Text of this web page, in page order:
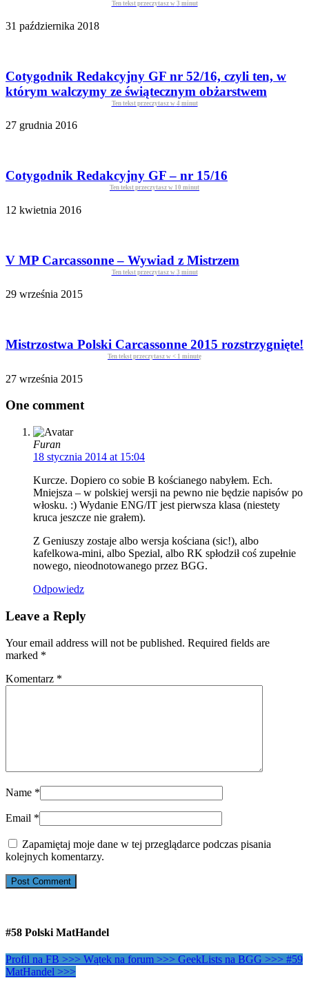
Ten tekst przeczytasz w 3 minut
31 października 2018
Cotygodnik Redakcyjny GF nr 52/16, czyli ten, w
którym walczymy ze świątecznym obżarstwem
Ten tekst przeczytasz w 4 minut
27 grudnia 2016
Cotygodnik Redakcyjny GF – nr 15/16
Ten tekst przeczytasz w 10 minut
12 kwietnia 2016
V MP Carcassonne – Wywiad z Mistrzem
Ten tekst przeczytasz w 3 minut
29 września 2015
Mistrzostwa Polski Carcassonne 2015 rozstrzygnięte!
Ten tekst przeczytasz w < 1 minutę
27 września 2015
One comment
Furan
18 stycznia 2014 at 15:04
Kurcze. Dopiero co sobie B kościanego nabyłem. Ech.
Mniejsza – w polskiej wersji na pewno nie będzie napisów po
włosku. :) Wydanie ENG/IT jest pierwsza klasa (niestety
kruca jeszcze nie grałem).
Z Geniuszy zostaje albo wersja kościana (sic!), albo
kafelkowa-mini, albo Spezial, albo RK spłodził coś zupełnie
nowego, nieodnotowanego przez BGG.
Odpowiedz
Leave a Reply
Your email address will not be published. Required fields are
marked *
Komentarz *
Name *
Email *
Zapamiętaj moje dane w tej przeglądarce podczas pisania
kolejnych komentarzy.
#58 Polski MatHandel
Profil na FB >>> Wątek na forum >>> GeekLists na BGG >>> #59
MatHandel >>>